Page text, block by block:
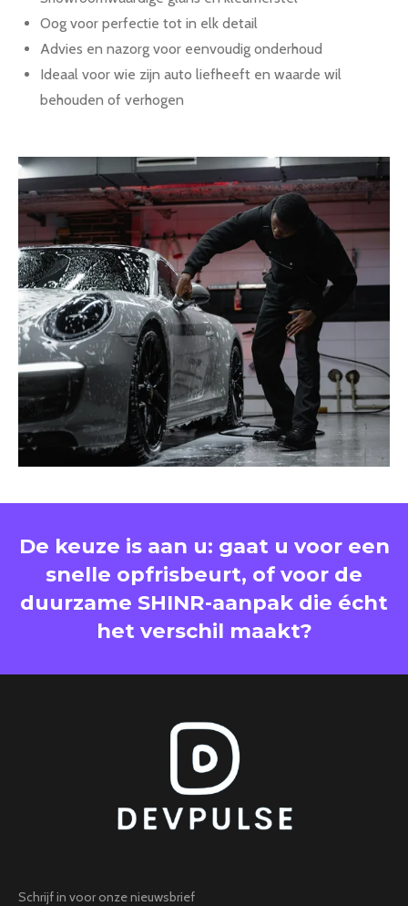
Oog voor perfectie tot in elk detail
Advies en nazorg voor eenvoudig onderhoud
Ideaal voor wie zijn auto liefheeft en waarde wil
behouden of verhogen
De keuze is aan u: gaat u voor een
snelle opfrisbeurt, of voor de
duurzame SHINR-aanpak die écht
het verschil maakt?
Schrijf in voor onze nieuwsbrief